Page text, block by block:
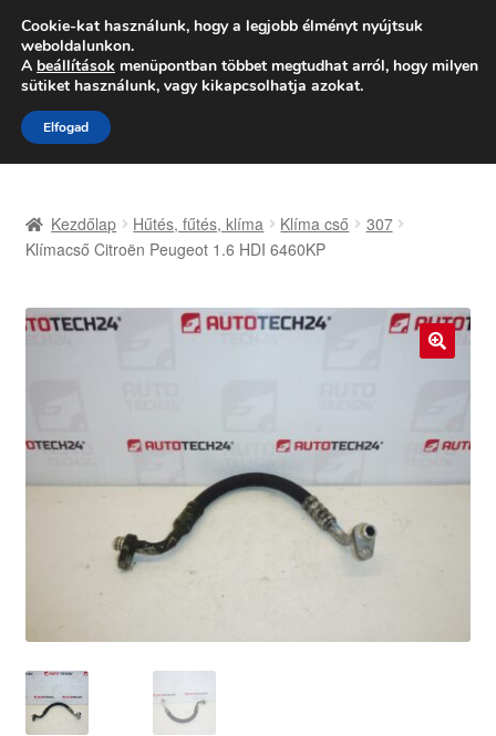
SZÁLLÍTÁS 2618 Ft-tól
Hétfő-Péntek 9:00–16:0006 80 088 054
Ugrás
a
navigációhoz
Kilépés
a
tartalomba
Adatvédelmi irányelvek
Panaszkezelési szabályzat
Saját fiókom
Kezdőlap Hűtés, fűtés, klíma Klíma cső
307
Klímacső Citroën Peugeot 1.6 HDI 6460KP
Cookie-kat használunk, hogy a legjobb élményt nyújtsuk
weboldalunkon.
A beállítások menüpontban többet megtudhat arról, hogy milyen
sütiket használunk, vagy kikapcsolhatja azokat.
Elfogad